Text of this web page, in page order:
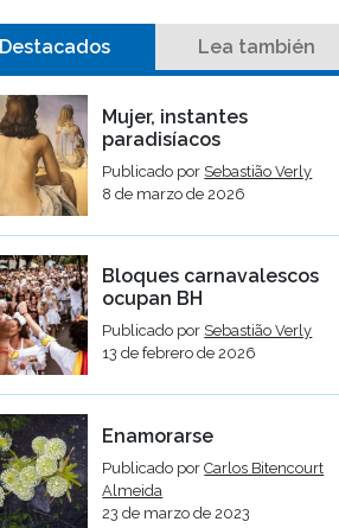
Destacados Lea también
Mujer, instantes
paradisíacos
Publicado por Sebastião Verly
8 de marzo de 2026
Bloques carnavalescos
ocupan BH
Publicado por Sebastião Verly
13 de febrero de 2026
Enamorarse
Publicado porCarlos Bitencourt
Almeida
23 de marzo de 2023